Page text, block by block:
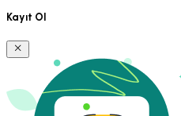
Kayıt Ol